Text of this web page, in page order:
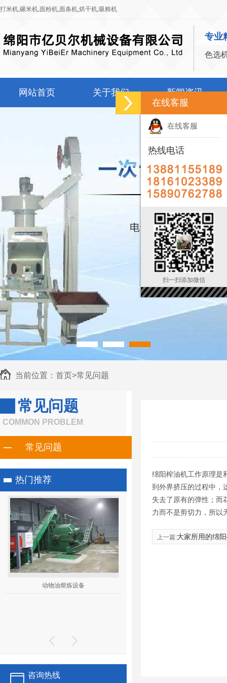
打米机,碾米机,面粉机,面条机,烘干机,吸粮机
专业
色选
网站首页 关于我们 新闻资讯
当前位置： 首页>常见问题
常见问题
COMMON PROBLEM
常见问题
热门推荐
动物油熔炼设备
咨询热线
绵阳榨油机工作原理是
到外界挤压的过程中，
失去了原有的弹性；而
力而不是剪切力，所以
上一篇:大家所用的绵
在线客服
在线客服
热线电话
扫一扫添加微信